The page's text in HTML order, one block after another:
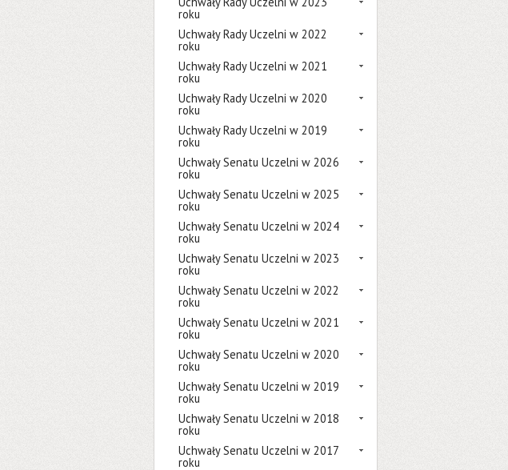
roku
Uchwały Rady Uczelni w 2022
roku
Uchwały Rady Uczelni w 2021
roku
Uchwały Rady Uczelni w 2020
roku
Uchwały Rady Uczelni w 2019
roku
Uchwały Senatu Uczelni w 2026
roku
Uchwały Senatu Uczelni w 2025
roku
Uchwały Senatu Uczelni w 2024
roku
Uchwały Senatu Uczelni w 2023
roku
Uchwały Senatu Uczelni w 2022
roku
Uchwały Senatu Uczelni w 2021
roku
Uchwały Senatu Uczelni w 2020
roku
Uchwały Senatu Uczelni w 2019
roku
Uchwały Senatu Uczelni w 2018
roku
Uchwały Senatu Uczelni w 2017
roku